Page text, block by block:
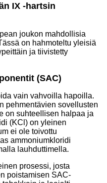
IX -hartsin
joukon mahdollisia
on hahmoteltu yleisiä
ja tiivistetty
(SAC)
vain vahvoilla hapoilla.
pehmentävien sovellusten
on suhteellisen halpaa ja
(KCl) on yleinen
ei ole toivottu
ammoniumkloridi
lauhduttimella.
prosessi, josta
poistamisen SAC-